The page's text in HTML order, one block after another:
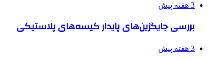
3 هفته پیش
بررسی جایگزین‌های پایدار کیسه‌های پلاستیکی
3 هفته پیش